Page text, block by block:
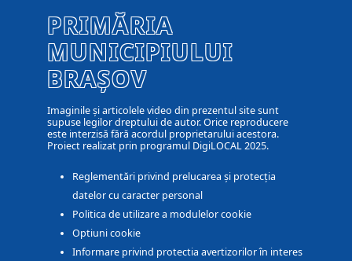
PRIMĂRIA
MUNICIPIULUI
BRAȘOV
Imaginile și articolele video din prezentul site sunt
supuse legilor dreptului de autor. Orice reproducere
este interzisă fără acordul proprietarului acestora.
Proiect realizat prin programul DigiLOCAL 2025.
Reglementări privind prelucarea și protecția
datelor cu caracter personal
Politica de utilizare a modulelor cookie
Optiuni cookie
Informare privind protectia avertizorilor în interes